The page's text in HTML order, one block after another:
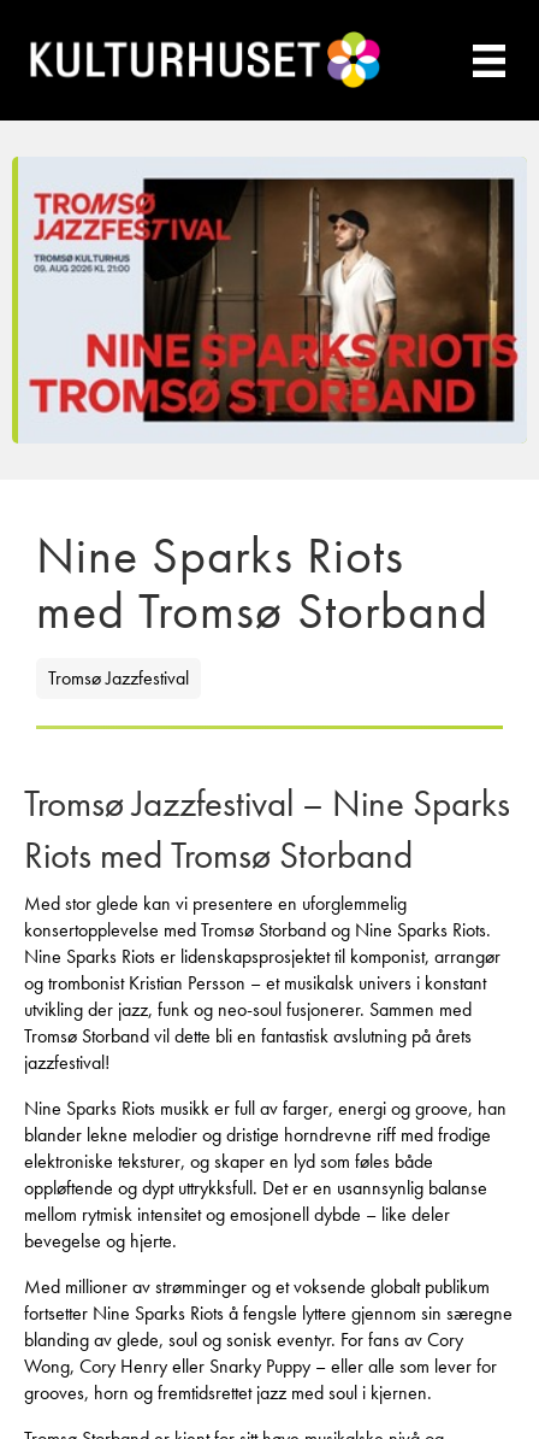
Nine Sparks Riots
med Tromsø Storband
Tromsø Jazzfestival
Tromsø Jazzfestival – Nine Sparks
Riots med Tromsø Storband
Med stor glede kan vi presentere en uforglemmelig
konsertopplevelse med Tromsø Storband og Nine Sparks Riots.
Nine Sparks Riots er lidenskapsprosjektet til komponist, arrangør
og trombonist Kristian Persson – et musikalsk univers i konstant
utvikling der jazz, funk og neo-soul fusjonerer. Sammen med
Tromsø Storband vil dette bli en fantastisk avslutning på årets
jazzfestival!
Nine Sparks Riots musikk er full av farger, energi og groove, han
blander lekne melodier og dristige horndrevne riff med frodige
elektroniske teksturer, og skaper en lyd som føles både
oppløftende og dypt uttrykksfull. Det er en usannsynlig balanse
mellom rytmisk intensitet og emosjonell dybde – like deler
bevegelse og hjerte.
Med millioner av strømminger og et voksende globalt publikum
fortsetter Nine Sparks Riots å fengsle lyttere gjennom sin særegne
blanding av glede, soul og sonisk eventyr. For fans av Cory
Wong, Cory Henry eller Snarky Puppy – eller alle som lever for
grooves, horn og fremtidsrettet jazz med soul i kjernen.